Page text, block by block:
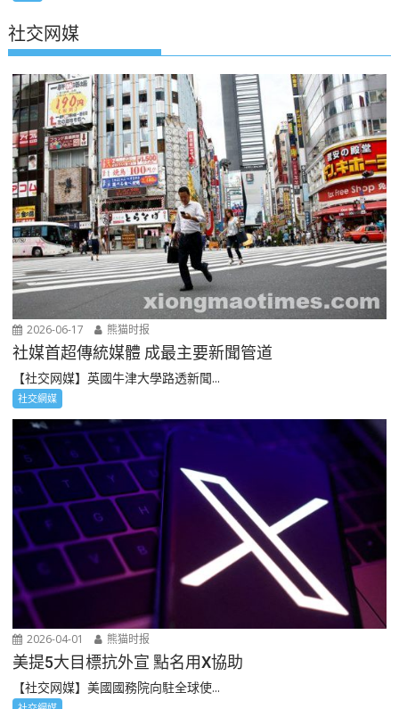
社交网媒
2026-06-17 熊猫时报
社媒首超傳統媒體 成最主要新聞管道
【社交网媒】英國牛津大學路透新聞...
社交網媒
2026-04-01 熊猫时报
美提5大目標抗外宣 點名用X協助
【社交网媒】美國國務院向駐全球使...